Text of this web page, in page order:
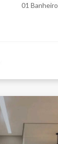
01 Banheiro